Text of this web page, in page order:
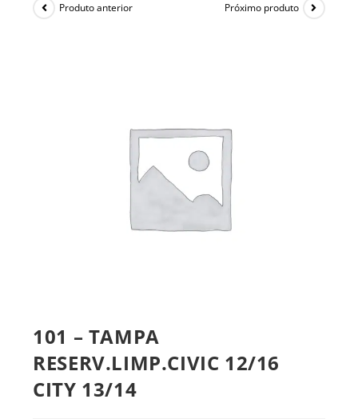
Produto anterior Próximo produto
101 – TAMPA
RESERV.LIMP.CIVIC 12/16
CITY 13/14